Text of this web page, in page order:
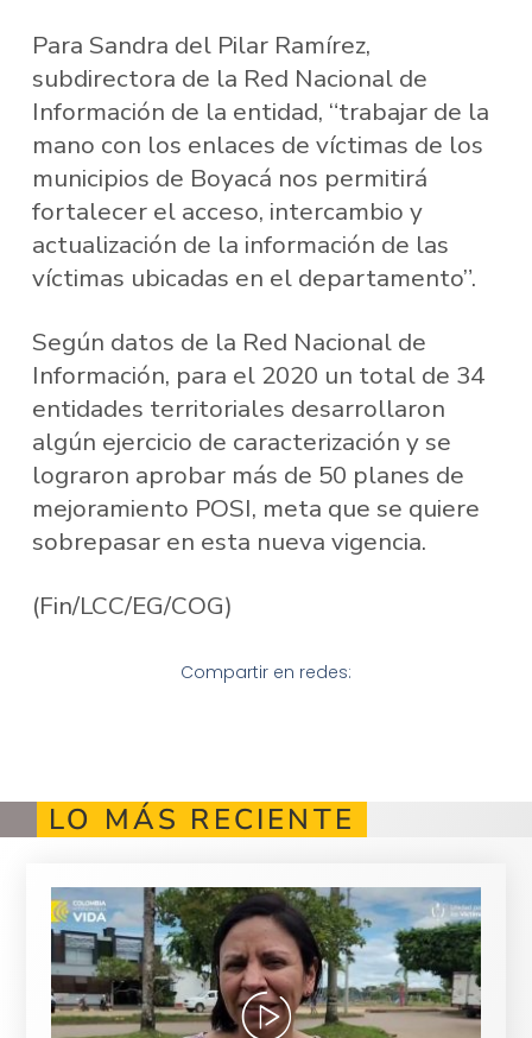
Para Sandra del Pilar Ramírez,
subdirectora de la Red Nacional de
Información de la entidad, “trabajar de la
mano con los enlaces de víctimas de los
municipios de Boyacá nos permitirá
fortalecer el acceso, intercambio y
actualización de la información de las
víctimas ubicadas en el departamento”.
Según datos de la Red Nacional de
Información, para el 2020 un total de 34
entidades territoriales desarrollaron
algún ejercicio de caracterización y se
lograron aprobar más de 50 planes de
mejoramiento POSI, meta que se quiere
sobrepasar en esta nueva vigencia.
(Fin/LCC/EG/COG)
Compartir en redes:
LO MÁS RECIENTE